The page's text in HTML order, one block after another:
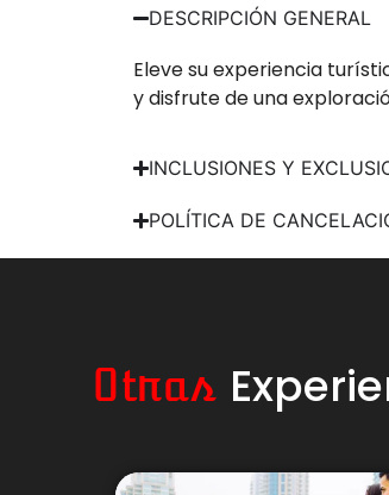
DESCRIPCIÓN GENERAL
Eleve su experiencia
y disfrute de una
INCLUSIONES Y
POLÍTICA DE
Otras